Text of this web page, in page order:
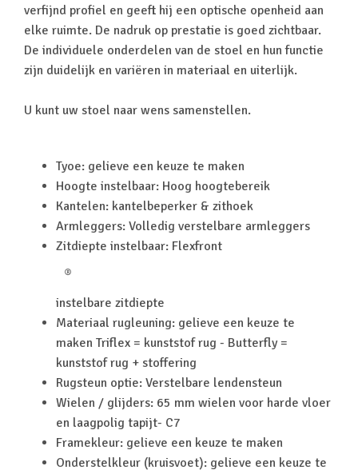
verfijnd profiel en geeft hij een optische openheid aan
elke ruimte. De nadruk op prestatie is goed zichtbaar.
De individuele onderdelen van de stoel en hun functie
zijn duidelijk en variëren in materiaal en uiterlijk.
U kunt uw stoel naar wens samenstellen.
Tyoe: gelieve een keuze te maken
Hoogte instelbaar: Hoog hoogtebereik
Kantelen: kantelbeperker & zithoek
Armleggers: Volledig verstelbare armleggers
Zitdiepte instelbaar: Flexfront
®
instelbare zitdiepte
Materiaal rugleuning: gelieve een keuze te
maken Triflex = kunststof rug - Butterfly =
kunststof rug + stoffering
Rugsteun optie: Verstelbare lendensteun
Wielen / glijders: 65 mm wielen voor harde vloer
en laagpolig tapijt- C7
Framekleur: gelieve een keuze te maken
Onderstelkleur (kruisvoet): gelieve een keuze te